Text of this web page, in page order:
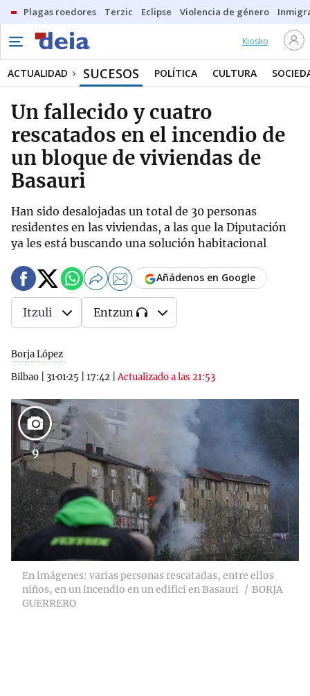
Plagas roedores Terzic Eclipse Violencia de género
Kiosko
ACTUALIDAD SUCESOS POLÍTICA CULTURA
Un fallecido y cuatro
rescatados en el incendio de
un bloque de viviendas de
Basauri
Han sido desalojadas un total de 30 personas
residentes en las viviendas, a las que la Diputación
ya les está buscando una solución habitacional
Borja López
Bilbao
31·01·25 17:42 |Actualizado a las 21:53
Añádenos en Google
Itzuli Entzun
9
En imágenes: varias personas rescatadas, entre ellos
niños, en un incendio en un edifici en Basauri
BORJA
GUERRERO